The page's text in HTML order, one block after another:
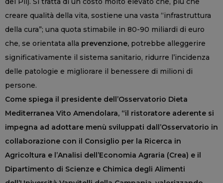
creare qualità della vita, sostiene una vasta “infrastruttura
della cura”; una quota stimabile in 80-90 miliardi di euro
che, se orientata alla prevenzione, potrebbe alleggerire
significativamente il sistema sanitario, ridurre l’incidenza
delle patologie e migliorare il benessere di milioni di
persone.
Come spiega il presidente dell’Osservatorio Dieta
Mediterranea Vito Amendolara, “il ristoratore aderente si
impegna ad adottare menù sviluppati dall’Osservatorio in
collaborazione con il Consiglio per la Ricerca in
Agricoltura e l’Analisi dell’Economia Agraria (Crea) e il
Dipartimento di Scienze e Chimica degli Alimenti